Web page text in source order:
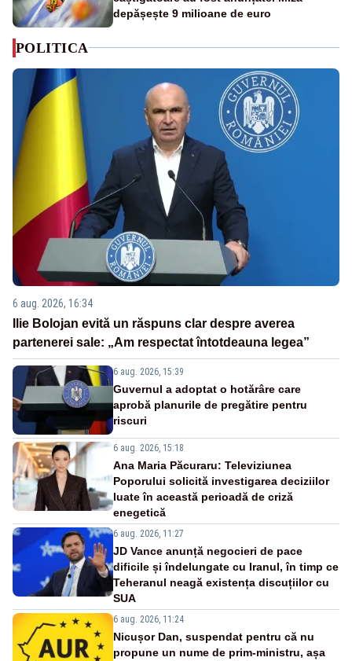
depășește 9 milioane de euro
POLITICA
6 aug. 2026, 16:34
Ilie Bolojan evită un răspuns clar despre averea
partenerei sale: „Am respectat întotdeauna legea”
6 aug. 2026, 15:39
Guvernul a adoptat o hotărâre care
aprobă planurile de pregătire pentru
riscuri
6 aug. 2026, 15:18
Ana Maria Păcuraru: Televiziunea
Poporului solicită investigarea deciziilor
luate în această perioadă de criză
enegetică
6 aug. 2026, 11:27
JD Vance anunță negocieri de pace
dificile și îndelungate cu Iranul, în timp ce
Teheranul neagă existența discuțiilor cu
SUA
6 aug. 2026, 11:24
Nicușor Dan, suspendat pentru că nu
propune un nume de prim-ministru, așa